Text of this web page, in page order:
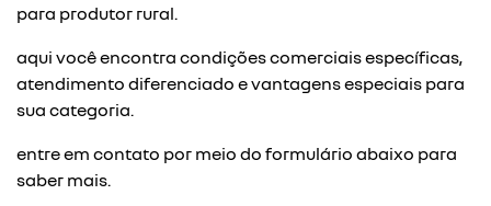
para produtor rural.
aqui você encontra condições comerciais específicas,
atendimento diferenciado e vantagens especiais para
sua categoria.
entre em contato por meio do formulário abaixo para
saber mais.